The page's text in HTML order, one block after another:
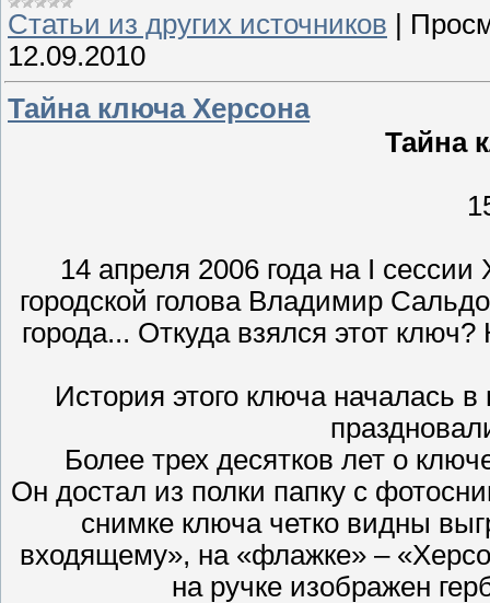
Статьи из других источников
12.09.2010
Тайна ключа Херсона
Тайна
14 апреля 2006 года на I сессии
городской голова Владимир
города... Откуда взялся этот
История этого ключа началась
Более трех десятков лет о
Он достал из полки папку с
снимке ключа четко видны
входящему», на «флажке» –
на ручке изображен